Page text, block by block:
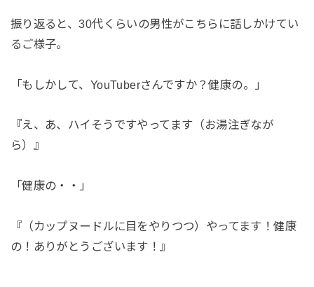
振り返ると、30代くらいの男性がこちらに話しかけてい
るご様子。
「もしかして、YouTuberさんですか？健康の。」
『え、あ、ハイそうですやってます（お湯注ぎなが
ら）』
「健康の・・」
『（カップヌードルに目をやりつつ）やってます！健康
の！ありがとうございます！』